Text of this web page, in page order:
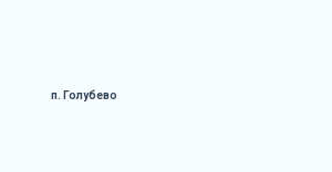
п. Голубево